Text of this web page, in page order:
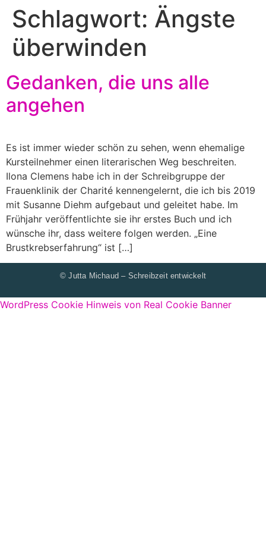
Schlagwort: Ängste
überwinden
Gedanken, die uns alle
angehen
Es ist immer wieder schön zu sehen, wenn ehemalige
Kursteilnehmer einen literarischen Weg beschreiten.
Ilona Clemens habe ich in der Schreibgruppe der
Frauenklinik der Charité kennengelernt, die ich bis 2019
mit Susanne Diehm aufgebaut und geleitet habe. Im
Frühjahr veröffentlichte sie ihr erstes Buch und ich
wünsche ihr, dass weitere folgen werden. „Eine
Brustkrebserfahrung“ ist […]
© Jutta Michaud – Schreibzeit entwickelt
WordPress Cookie Hinweis von Real Cookie Banner